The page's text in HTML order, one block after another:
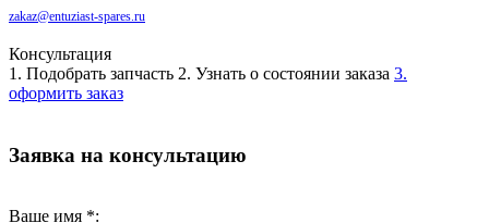
zakaz@entuziast-spares.ru
Консультация
1. Подобрать запчасть 2. Узнать о состоянии заказа 3.
оформить заказ
Заявка на консультацию
Ваше имя *: